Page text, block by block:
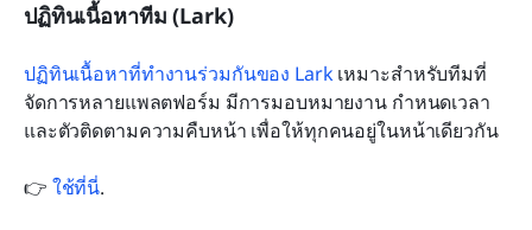
ปฏิทินเนื้อหาทีม (Lark)
ปฏิทินเนื้อหาที่ทำงานร่วมกันของ Lark เหมาะสำหรับทีมที่
จัดการหลายแพลตฟอร์ม มีการมอบหมายงาน กำหนดเวลา
และตัวติดตามความคืบหน้า เพื่อให้ทุกคนอยู่ในหน้าเดียวกัน
👉 ใช้ที่นี่.